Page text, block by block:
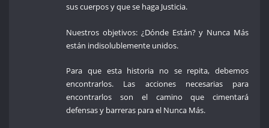
sus cuerpos y que se haga Justicia.
Nuestros objetivos: ¿Dónde Están? y Nunca Más
están indisolublemente unidos.
Para que esta historia no se repita, debemos
encontrarlos. Las acciones necesarias para
encontrarlos son el camino que cimentará
defensas y barreras para el Nunca Más.